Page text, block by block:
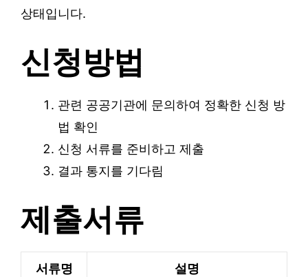
상태입니다.
신청방법
관련 공공기관에 문의하여 정확한 신청 방
법 확인
신청 서류를 준비하고 제출
결과 통지를 기다림
제출서류
서류명 설명